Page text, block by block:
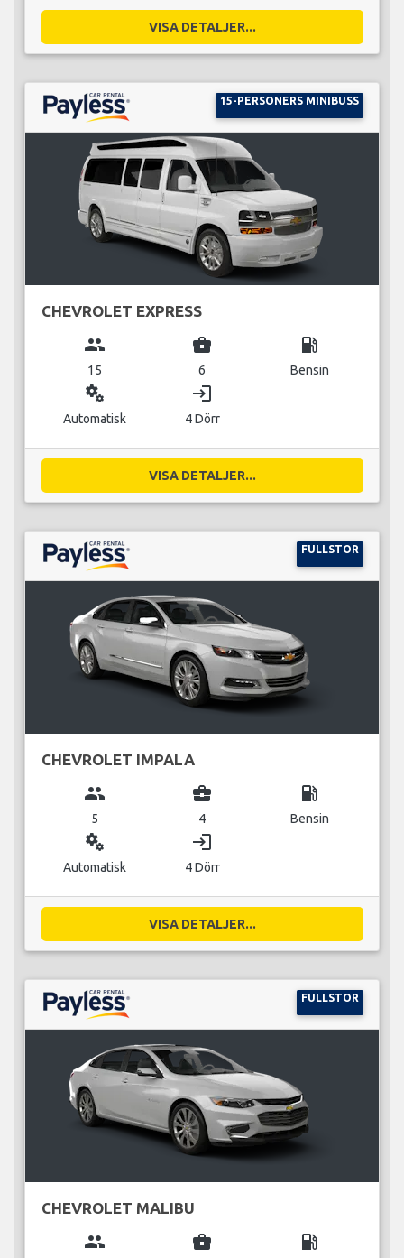
VISA DETALJER...
15-PERSONERS MINIBUSS
CHEVROLET EXPRESS
group
15
business_center
6
local_gas_station
Bensin
miscellaneous_services
Automatisk
login
4 Dörr
VISA DETALJER...
FULLSTOR
CHEVROLET IMPALA
group
5
business_center
4
local_gas_station
Bensin
miscellaneous_services
Automatisk
login
4 Dörr
VISA DETALJER...
FULLSTOR
CHEVROLET MALIBU
group business_center local_gas_station